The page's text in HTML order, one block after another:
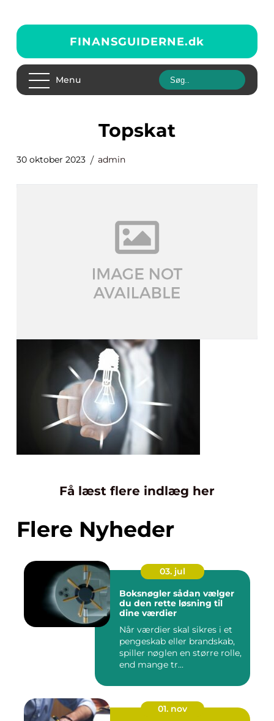
FINANSGUIDERNE.dk
Menu
topskat
30 oktober 2023 admin
Få læst flere indlæg her
Flere Nyheder
03. jul
Boksnøgler sådan vælger
du den rette løsning til
dine værdier
Når værdier skal sikres i et
pengeskab eller brandskab,
spiller nøglen en større rolle,
end mange tr...
01. nov